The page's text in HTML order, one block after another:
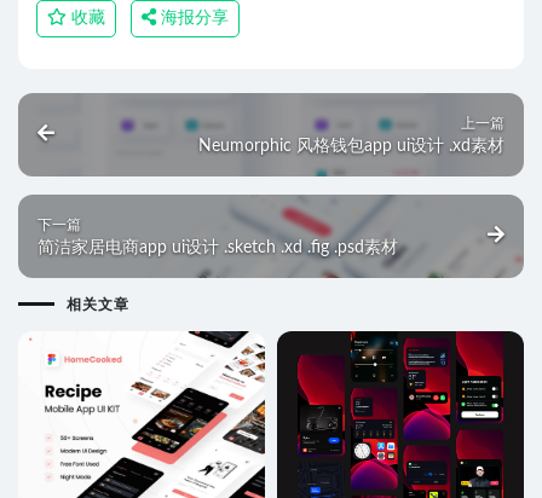
收藏 海报分享
上一篇
Neumorphic 风格钱包app ui设计 .xd素材
下一篇
简洁家居电商app ui设计 .sketch .xd .fig .psd素材
相关文章